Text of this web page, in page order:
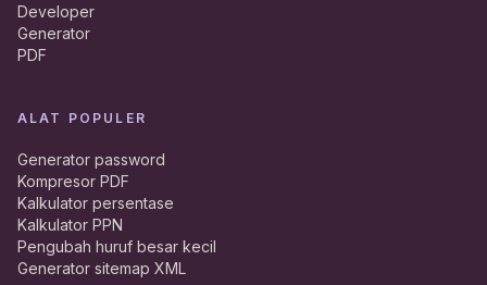
Developer
Generator
PDF
ALAT POPULER
Generator password
Kompresor PDF
Kalkulator persentase
Kalkulator PPN
Pengubah huruf besar kecil
Generator sitemap XML